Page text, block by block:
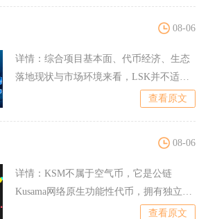
08-06
详情： 综合项目基本面、代币经济、生态
落地现状与市场环境来看，LSK并不适合
查看原文
08-06
详情： KSM不属于空气币，它是公链
Kusama网络原生功能性代币，拥有独立运
查看原文